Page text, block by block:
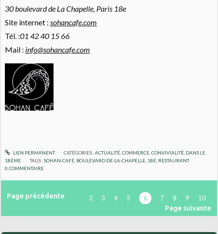
30 boulevard de La Chapelle, Paris 18e
Site internet : sohancafe.com
Tél. :01 42 40 15 66
Mail : info@sohancafe.com
LIEN PERMANENT CATÉGORIES :ACTUALITÉ, COMMERCE, CONVIVIALITÉ, DANS LE
18ÈME
TAGS :SOHAN-CAFÉ BOULEVARD-DE-LA-CHAPELLE 18E RESTAURANT
0 COMMENTAIRE
Page précédente 2 3 4 5 6 7 8 9 10
Page suivante